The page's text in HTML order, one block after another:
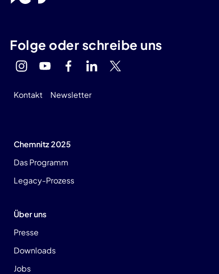
Folge oder schreibe uns
Kontakt Newsletter
Chemnitz 2025
Das Programm
Legacy-Prozess
Über uns
Presse
Downloads
Jobs